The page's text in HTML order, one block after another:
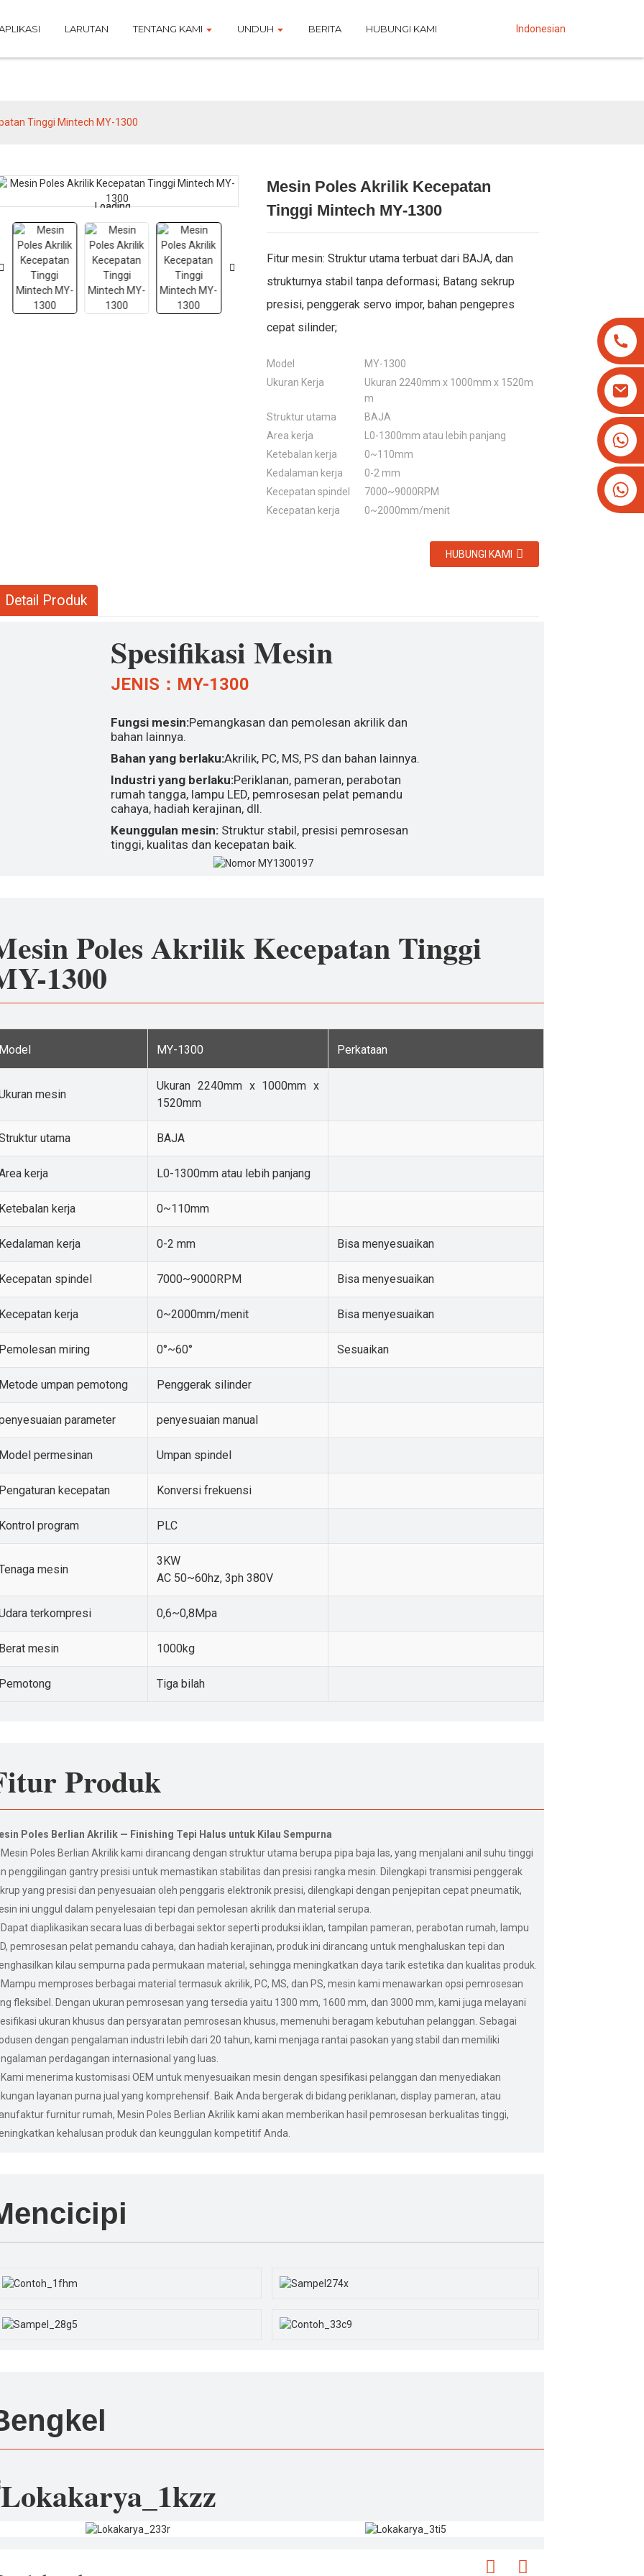
LARUTAN TENTANG KAMI UNDUH BERITA HUBUNGI KAMI Indonesian
+8613825779334
Produk
Tinggi Mintech MY-1300
Loading...
Loading... Loading...
Loading...
Mesin Poles Akrilik Kecepatan
Tinggi Mintech MY-1300
Fitur mesin: Struktur utama terbuat dari BAJA, dan
strukturnya stabil tanpa deformasi; Batang sekrup
presisi, penggerak servo impor, bahan pengepres
cepat silinder;
Model
MY-1300
Ukuran Kerja
Ukuran 2240mm x 1000mm x 1520m
m
Struktur utama
BAJA
Area kerja
L0-1300mm atau lebih panjang
Ketebalan kerja
0~110mm
Kedalaman kerja
0-2 mm
Kecepatan spindel
7000~9000RPM
Kecepatan kerja
0~2000mm/menit
HUBUNGI KAMI
Detail Produk
Spesifikasi Mesin
JENIS：MY-1300
Fungsi mesin:Pemangkasan dan pemolesan akrilik dan
bahan lainnya.
Bahan yang berlaku:Akrilik, PC, MS, PS dan bahan lainnya.
Industri yang berlaku:Periklanan, pameran, perabotan
rumah tangga, lampu LED, pemrosesan pelat pemandu
cahaya, hadiah kerajinan, dll.
Keunggulan mesin: Struktur stabil, presisi pemrosesan
tinggi, kualitas dan kecepatan baik.
Poles Akrilik Kecepatan Tinggi
1300
Model MY-1300 Perkataan
mesin
Ukuran 2240mm x 1000mm x
1520mm
utama BAJA
kerja L0-1300mm atau lebih panjang
Ketebalan kerja 0~110mm
Kedalaman kerja 0-2 mm Bisa menyesuaikan
Kecepatan spindel 7000~9000RPM Bisa menyesuaikan
Kecepatan kerja 0~2000mm/menit Bisa menyesuaikan
Pemolesan miring 0°~60° Sesuaikan
Metode umpan pemotong Penggerak silinder
parameter penyesuaian manual
Model permesinan Umpan spindel
Pengaturan kecepatan Konversi frekuensi
Kontrol program PLC
mesin
3KW
AC 50~60hz, 3ph 380V
terkompresi 0,6~0,8Mpa
Berat mesin 1000kg
Pemotong Tiga bilah
Produk
Poles Berlian Akrilik — Finishing Tepi Halus untuk Kilau Sempurna
Poles Berlian Akrilik kami dirancang dengan struktur utama berupa pipa baja las, yang menjalani anil suhu tinggi
penggilingan gantry presisi untuk memastikan stabilitas dan presisi rangka mesin. Dilengkapi transmisi penggerak
yang presisi dan penyesuaian oleh penggaris elektronik presisi, dilengkapi dengan penjepitan cepat pneumatik,
ini unggul dalam penyelesaian tepi dan pemolesan akrilik dan material serupa.
diaplikasikan secara luas di berbagai sektor seperti produksi iklan, tampilan pameran, perabotan rumah, lampu
pemrosesan pelat pemandu cahaya, dan hadiah kerajinan, produk ini dirancang untuk menghaluskan tepi dan
kilau sempurna pada permukaan material, sehingga meningkatkan daya tarik estetika dan kualitas produk.
memproses berbagai material termasuk akrilik, PC, MS, dan PS, mesin kami menawarkan opsi pemrosesan
fleksibel. Dengan ukuran pemrosesan yang tersedia yaitu 1300 mm, 1600 mm, dan 3000 mm, kami juga melayani
ukuran khusus dan persyaratan pemrosesan khusus, memenuhi beragam kebutuhan pelanggan. Sebagai
dengan pengalaman industri lebih dari 20 tahun, kami menjaga rantai pasokan yang stabil dan memiliki
perdagangan internasional yang luas.
menerima kustomisasi OEM untuk menyesuaikan mesin dengan spesifikasi pelanggan dan menyediakan
layanan purna jual yang komprehensif. Baik Anda bergerak di bidang periklanan, display pameran, atau
furnitur rumah, Mesin Poles Berlian Akrilik kami akan memberikan hasil pemrosesan berkualitas tinggi,
kehalusan produk dan keunggulan kompetitif Anda.